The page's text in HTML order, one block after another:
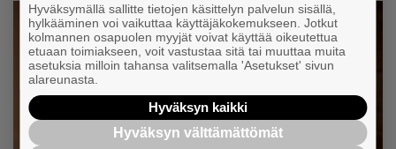
Hyväksymällä sallitte tietojen käsittelyn palvelun sisällä,
hylkääminen voi vaikuttaa käyttäjäkokemukseen. Jotkut
kolmannen osapuolen myyjät voivat käyttää oikeutettua
etuaan toimiakseen, voit vastustaa sitä tai muuttaa muita
asetuksia milloin tahansa valitsemalla 'Asetukset' sivun
alareunasta.
Hyväksyn kaikki
Hyväksyn välttämättömät